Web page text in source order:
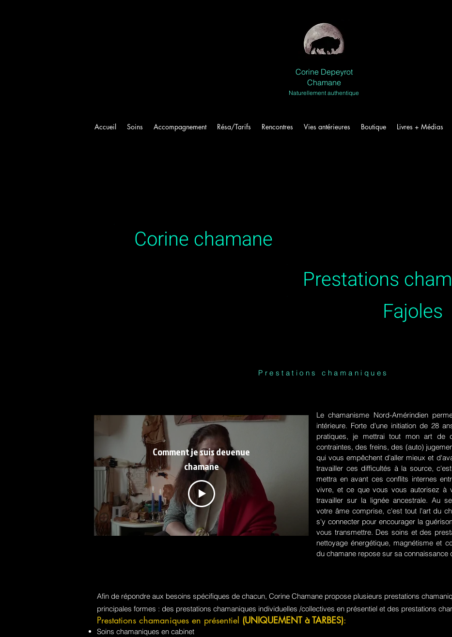
Corine Depeyrot
Chamane
Naturellement authentique
Accueil Soins Accompagnement Résa/Tarifs Rencontres Vies antérieures Boutique Livres + Médias
Prestations
Corine chamane
Fajoles
Prestations chamaniques
Comment je suis devenue
chamane
Le chamanisme Nord-Amérindien
intérieure. Forte d'une initiation de 28
pratiques, je mettrai tout mon art de
contraintes, des freins, des (auto)
qui vous empêchent d'aller mieux et
travailler ces difficultés à la source,
mettra en avant ces conflits internes
vivre, et ce que vous vous autorisez à
travailler sur la lignée ancestrale. Au
votre âme comprise, c'est tout l'art du
s'y connecter pour encourager la
vous transmettre. Des soins et des
nettoyage énergétique, magnétisme et
du chamane repose sur sa connaissance
Afin de répondre aux besoins spécifiques de chacun, Corine Chamane propose plusieurs prestations
principales formes : des prestations chamaniques individuelles /collectives en présentiel et des prestations
Prestations chamaniques en présentiel (UNIQUEMENT à TARBES):
Soins chamaniques en cabinet